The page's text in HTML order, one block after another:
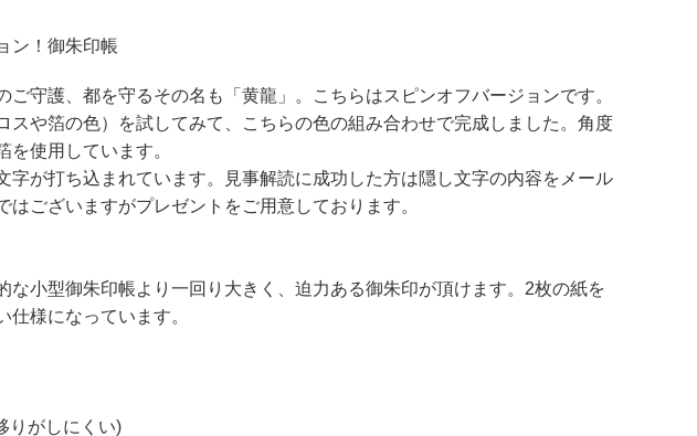
ン！御朱印帳
守護、都を守るその名も「黄龍」。こちらはスピンオフバージョンです。
や箔の色）を試してみて、こちらの色の組み合わせで完成しました。角度
使用しています。
が打ち込まれています。見事解読に成功した方は隠し文字の内容をメール
ございますがプレゼントをご用意しております。
小型御朱印帳より一回り大きく、迫力ある御朱印が頂けます。2枚の紙を
様になっています。
りがしにくい)